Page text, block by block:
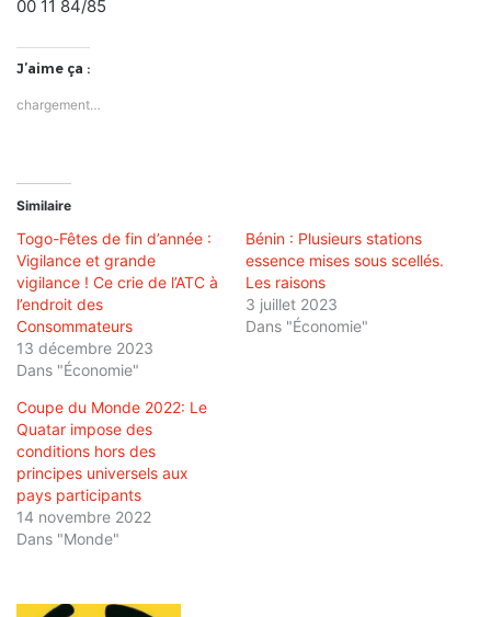
00 11 84/85
J’aime ça :
chargement…
Similaire
Togo-Fêtes de fin d’année :
Vigilance et grande
vigilance ! Ce crie de l’ATC à
l’endroit des
Consommateurs
13 décembre 2023
Dans "Économie"
Bénin : Plusieurs stations
essence mises sous scellés.
Les raisons
3 juillet 2023
Dans "Économie"
Coupe du Monde 2022: Le
Quatar impose des
conditions hors des
principes universels aux
pays participants
14 novembre 2022
Dans "Monde"